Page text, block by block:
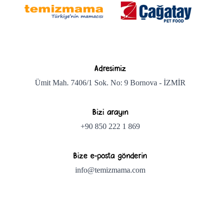
Adresimiz
Ümit Mah. 7406/1 Sok. No: 9 Bornova - İZMİR
Bizi arayın
+90 850 222 1 869
Bize e-posta gönderin
info@temizmama.com